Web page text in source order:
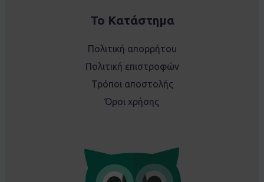
Το Κατάστημα
Πολιτική απορρήτου
Πολιτική επιστροφών
Τρόποι αποστολής
Όροι χρήσης